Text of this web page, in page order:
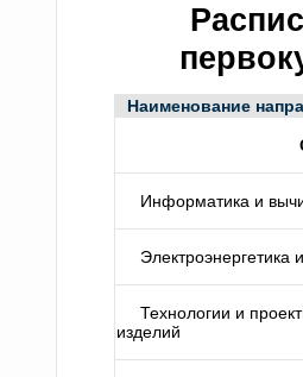
Наименование
Информатика и
Электроэнергетика
Технологии и
изделий